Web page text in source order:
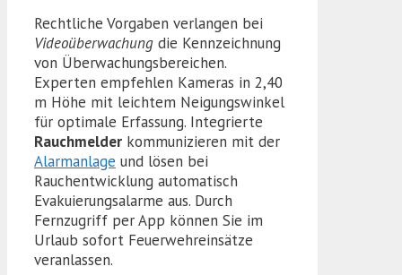
Rechtliche Vorgaben verlangen bei
Videoüberwachung die Kennzeichnung
von Überwachungsbereichen.
Experten empfehlen Kameras in 2,40
m Höhe mit leichtem Neigungswinkel
für optimale Erfassung. Integrierte
Rauchmelder kommunizieren mit der
Alarmanlage und lösen bei
Rauchentwicklung automatisch
Evakuierungsalarme aus. Durch
Fernzugriff per App können Sie im
Urlaub sofort Feuerwehreinsätze
veranlassen.